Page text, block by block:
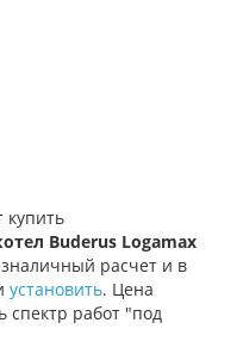
купить
Buderus Logamax
расчет и в
установить. Цена
спектр работ "под